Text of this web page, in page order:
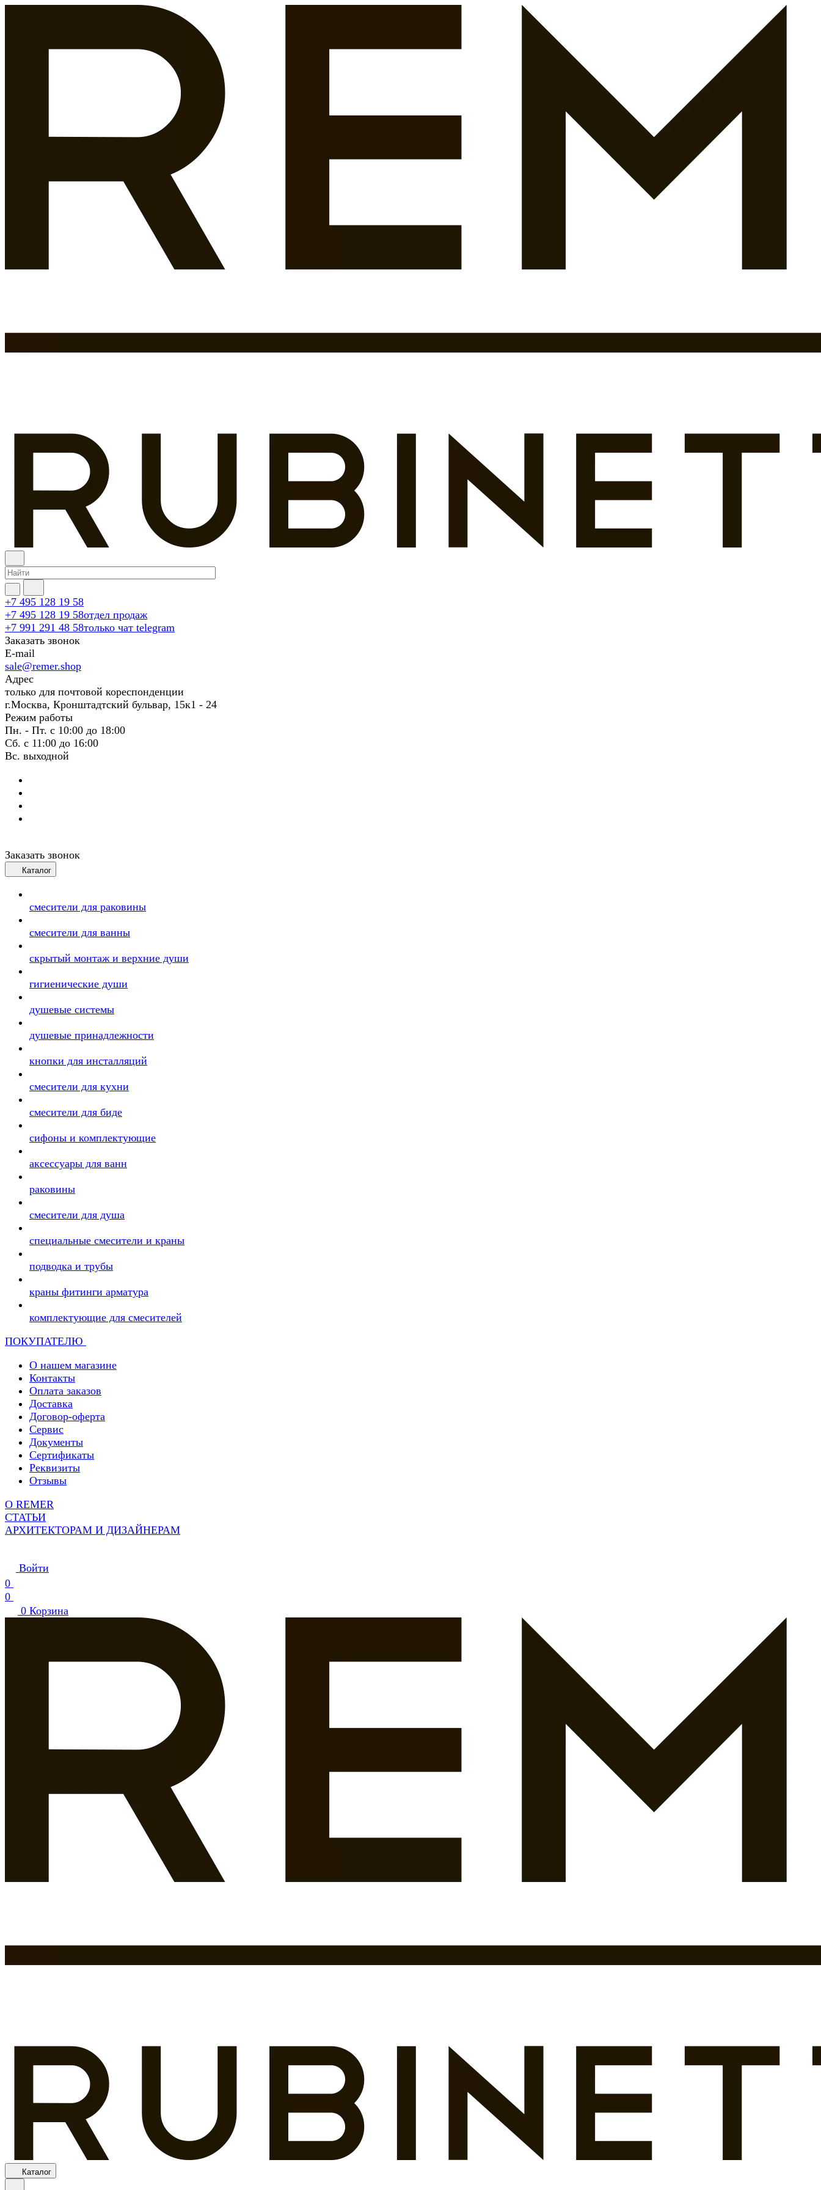
+7 495 128 19 58
+7 495 128 19 58отдел продаж
+7 991 291 48 58только чат telegram
Заказать звонок
E-mail
sale@remer.shop
Адрес
только для почтовой кореспонденции
г.Москва, Кронштадтский бульвар, 15к1 - 24
Режим работы
Пн. - Пт. с 10:00 до 18:00
Сб. с 11:00 до 16:00
Вс. выходной
Заказать звонок
Каталог
смесители для раковины
смесители для ванны
скрытый монтаж и верхние души
гигиенические души
душевые системы
душевые принадлежности
кнопки для инсталляций
смесители для кухни
смесители для биде
сифоны и комплектующие
аксессуары для ванн
раковины
смесители для душа
специальные смесители и краны
подводка и трубы
краны фитинги арматура
комплектующие для смесителей
ПОКУПАТЕЛЮ
О нашем магазине
Контакты
Оплата заказов
Доставка
Договор-оферта
Сервис
Документы
Сертификаты
Реквизиты
Отзывы
О REMER
СТАТЬИ
АРХИТЕКТОРАМ И ДИЗАЙНЕРАМ
Войти
0
0
0 Корзина
Каталог